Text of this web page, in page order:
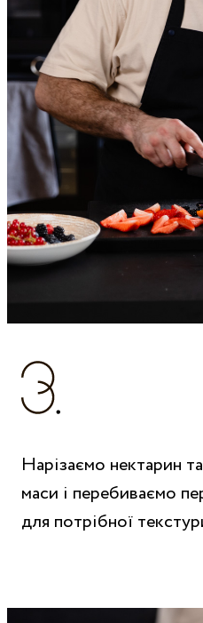
Нарізаємо нектарин
маси і перебиваємо
для потрібної